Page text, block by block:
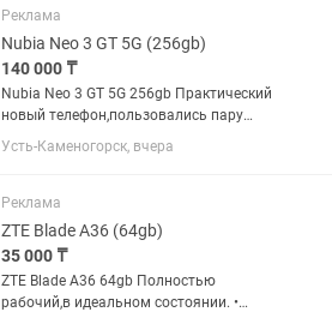
дипломной работы, сейчас без
надобности....
Реклама
Nubia Neo 3 GT 5G (256gb)
140 000 ₸
Nubia Neo 3 GT 5G 256gb Практический
новый телефон,пользовались пару
недель • Память 256 ГБ • Оперативная
память 12 ГБ • Емкость аккумулятора
проверен, без...
Усть-Каменогорск, вчера
Реклама
ZTE Blade A36 (64gb)
35 000 ₸
ZTE Blade A36 64gb Полностью
рабочий,в идеальном состоянии. •